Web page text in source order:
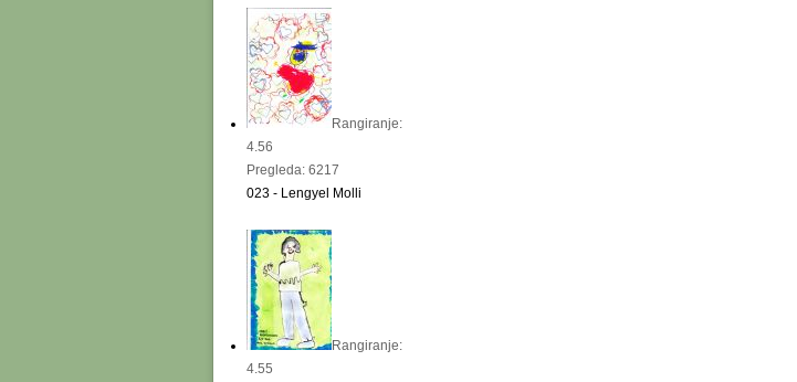
Rangiranje:
4.56
Pregleda: 6217
023 - Lengyel Molli
Rangiranje:
4.55